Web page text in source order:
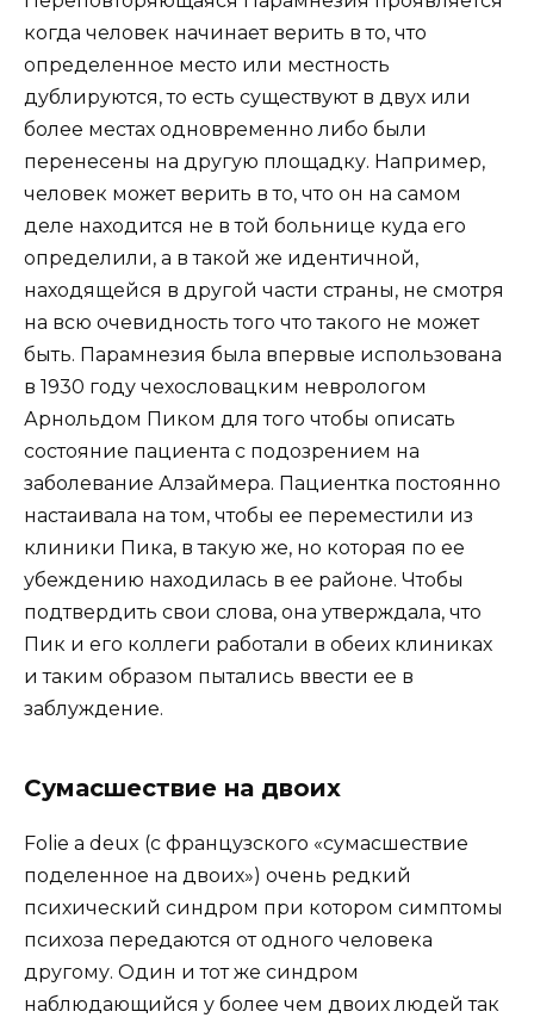
когда человек начинает верить в то, что
определенное место или местность
дублируются, то есть существуют в двух или
более местах одновременно либо были
перенесены на другую площадку. Например,
человек может верить в то, что он на самом
деле находится не в той больнице куда его
определили, а в такой же идентичной,
находящейся в другой части страны, не смотря
на всю очевидность того что такого не может
быть. Парамнезия была впервые использована
в 1930 году чехословацким неврологом
Арнольдом Пиком для того чтобы описать
состояние пациента с подозрением на
заболевание Алзаймера. Пациентка постоянно
настаивала на том, чтобы ее переместили из
клиники Пика, в такую же, но которая по ее
убеждению находилась в ее районе. Чтобы
подтвердить свои слова, она утверждала, что
Пик и его коллеги работали в обеих клиниках
и таким образом пытались ввести ее в
заблуждение.
Сумасшествие на двоих
Folie a deux (с французского «сумасшествие
поделенное на двоих») очень редкий
психический синдром при котором симптомы
психоза передаются от одного человека
другому. Один и тот же синдром
наблюдающийся у более чем двоих людей так